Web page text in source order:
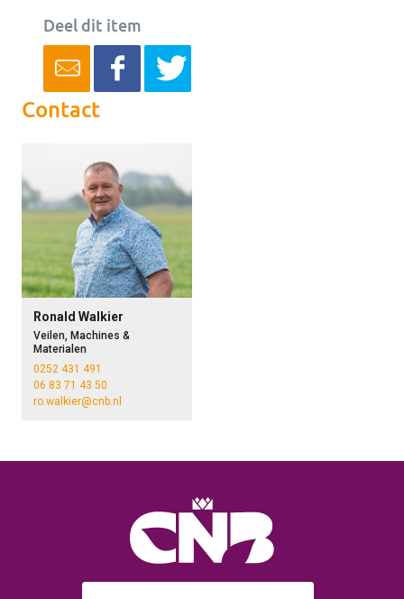
Deel dit item
Contact
Ronald Walkier
Veilen, Machines &
Materialen
0252 431 491
06 83 71 43 50
ro.walkier@cnb.nl